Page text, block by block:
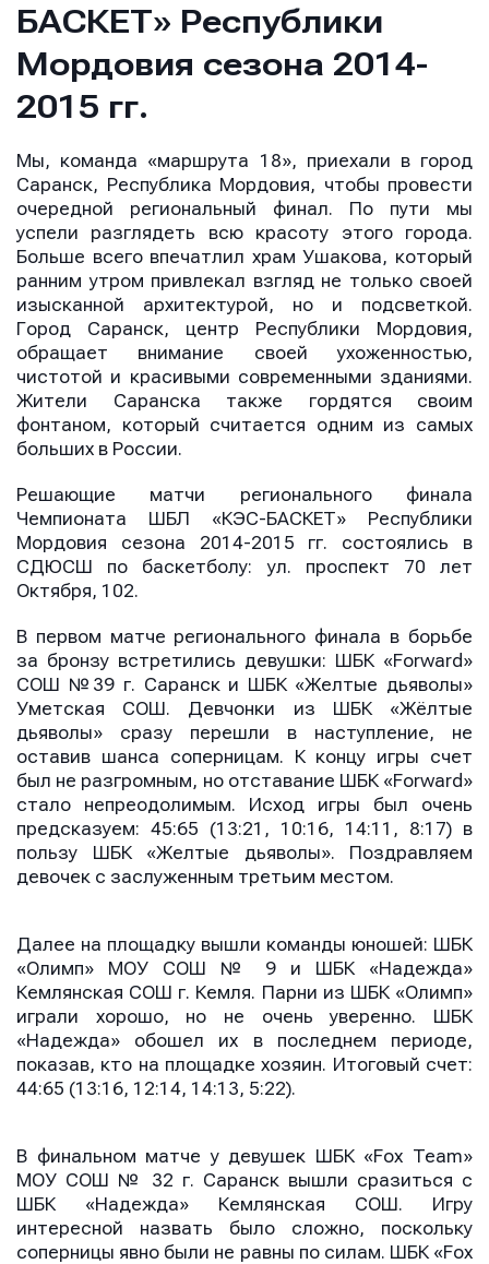
БАСКЕТ» Республики
Мордовия сезона 2014-
2015 гг.
Мы, команда «маршрута 18», приехали в город
Саранск, Республика Мордовия, чтобы провести
очередной региональный финал. По пути мы
успели разглядеть всю красоту этого города.
Больше всего впечатлил храм Ушакова, который
ранним утром привлекал взгляд не только своей
изысканной архитектурой, но и подсветкой.
Город Саранск, центр Республики Мордовия,
обращает внимание своей ухоженностью,
чистотой и красивыми современными зданиями.
Жители Саранска также гордятся своим
фонтаном, который считается одним из самых
больших в России.
Решающие матчи регионального финала
Чемпионата ШБЛ «КЭС-БАСКЕТ» Республики
Мордовия сезона 2014-2015 гг. состоялись в
СДЮСШ по баскетболу: ул. проспект 70 лет
Октября, 102.
В первом матче регионального финала в борьбе
за бронзу встретились девушки: ШБК «Forward»
СОШ №39 г. Саранск и ШБК «Желтые дьяволы»
Уметская СОШ. Девчонки из ШБК «Жёлтые
дьяволы» сразу перешли в наступление, не
оставив шанса соперницам. К концу игры счет
был не разгромным, но отставание ШБК «Forward»
стало непреодолимым. Исход игры был очень
предсказуем: 45:65 (13:21, 10:16, 14:11, 8:17) в
пользу ШБК «Желтые дьяволы». Поздравляем
девочек с заслуженным третьим местом.
Далее на площадку вышли команды юношей: ШБК
«Олимп» МОУ СОШ № 9 и ШБК «Надежда»
Кемлянская СОШ г. Кемля. Парни из ШБК «Олимп»
играли хорошо, но не очень уверенно. ШБК
«Надежда» обошел их в последнем периоде,
показав, кто на площадке хозяин. Итоговый счет:
44:65 (13:16, 12:14, 14:13, 5:22).
В финальном матче у девушек ШБК «Fox Team»
МОУ СОШ № 32 г. Саранск вышли сразиться с
ШБК «Надежда» Кемлянская СОШ. Игру
интересной назвать было сложно, поскольку
соперницы явно были не равны по силам. ШБК «Fox